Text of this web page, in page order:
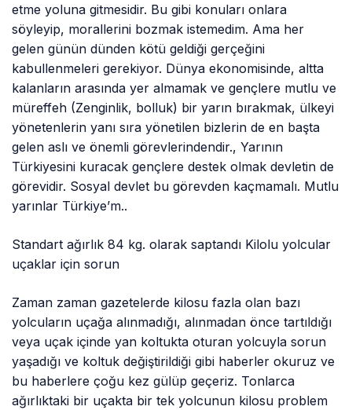
etme yoluna gitmesidir. Bu gibi konuları onlara
söyleyip, morallerini bozmak istemedim. Ama her
gelen günün dünden kötü geldiği gerçeğini
kabullenmeleri gerekiyor. Dünya ekonomisinde, altta
kalanların arasında yer almamak ve gençlere mutlu ve
müreffeh (Zenginlik, bolluk) bir yarın bırakmak, ülkeyi
yönetenlerin yanı sıra yönetilen bizlerin de en başta
gelen aslı ve önemli görevlerindendir., Yarının
Türkiyesini kuracak gençlere destek olmak devletin de
görevidir. Sosyal devlet bu görevden kaçmamalı. Mutlu
yarınlar Türkiye’m..
Standart ağırlık 84 kg. olarak saptandı Kilolu yolcular
uçaklar için sorun
Zaman zaman gazetelerde kilosu fazla olan bazı
yolcuların uçağa alınmadığı, alınmadan önce tartıldığı
veya uçak içinde yan koltukta oturan yolcuyla sorun
yaşadığı ve koltuk değiştirildiği gibi haberler okuruz ve
bu haberlere çoğu kez gülüp geçeriz. Tonlarca
ağırlıktaki bir uçakta bir tek yolcunun kilosu problem